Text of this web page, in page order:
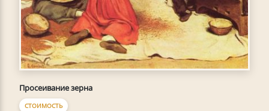
Просеивание зерна
СТОИМОСТЬ